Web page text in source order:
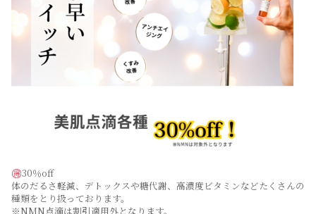
30％off
体のだるさ軽減、デトックスや糖代謝、高濃度ビタミンなどたくさんの
種類をとり扱っております。
※NMN点滴は割引適用外となります。